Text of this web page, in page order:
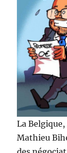
La
Mathieu